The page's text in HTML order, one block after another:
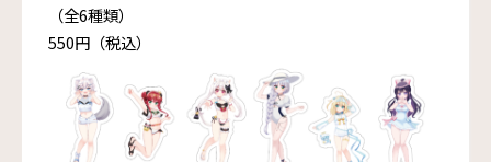
（全6種類）
550円（税込）